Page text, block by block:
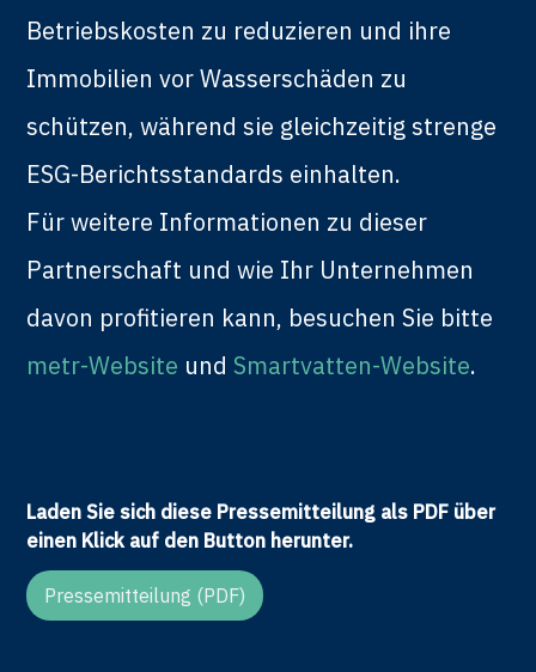
Betriebskosten zu reduzieren und ihre
Immobilien vor Wasserschäden zu
schützen, während sie gleichzeitig strenge
ESG-Berichtsstandards einhalten.
Für weitere Informationen zu dieser
Partnerschaft und wie Ihr Unternehmen
davon profitieren kann, besuchen Sie bitte
metr-Website undSmartvatten-Website.
Laden Sie sich diese Pressemitteilung als PDF über
einen Klick auf den Button herunter.
Pressemitteilung (PDF)